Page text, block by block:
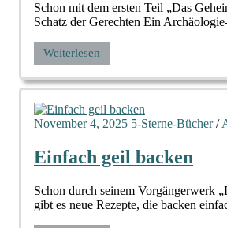
Schon mit dem ersten Teil „Das
Schatz der Gerechten Ein
Weiterlesen
November 4, 2025 5-Sterne-Bücher/
Einfach geil backen
Schon durch seinem Vorgängerwerk
gibt es neue Rezepte, die backen